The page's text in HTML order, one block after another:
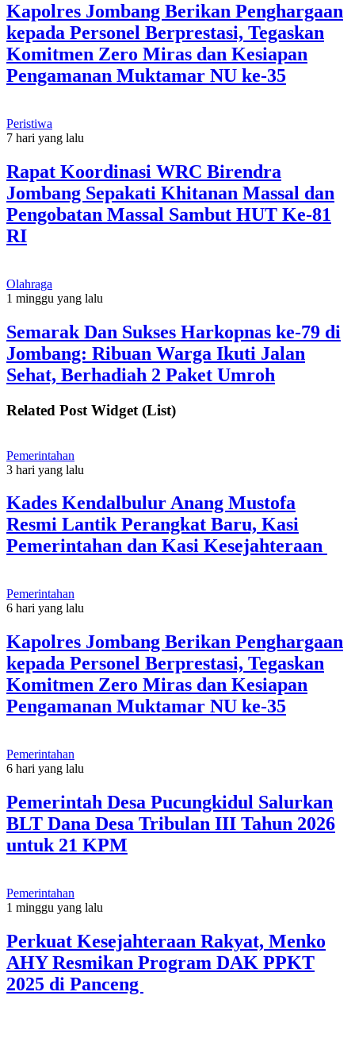
Kapolres Jombang Berikan Penghargaan
kepada Personel Berprestasi, Tegaskan
Komitmen Zero Miras dan Kesiapan
Pengamanan Muktamar NU ke-35
Peristiwa
7 hari yang lalu
Rapat Koordinasi WRC Birendra
Jombang Sepakati Khitanan Massal dan
Pengobatan Massal Sambut HUT Ke-81
RI
Olahraga
1 minggu yang lalu
Semarak Dan Sukses Harkopnas ke-79 di
Jombang: Ribuan Warga Ikuti Jalan
Sehat, Berhadiah 2 Paket Umroh
Related Post Widget (List)
Pemerintahan
3 hari yang lalu
Kades Kendalbulur Anang Mustofa
Resmi Lantik Perangkat Baru, Kasi
Pemerintahan dan Kasi Kesejahteraan
Pemerintahan
6 hari yang lalu
Kapolres Jombang Berikan Penghargaan
kepada Personel Berprestasi, Tegaskan
Komitmen Zero Miras dan Kesiapan
Pengamanan Muktamar NU ke-35
Pemerintahan
6 hari yang lalu
Pemerintah Desa Pucungkidul Salurkan
BLT Dana Desa Tribulan III Tahun 2026
untuk 21 KPM
Pemerintahan
1 minggu yang lalu
Perkuat Kesejahteraan Rakyat, Menko
AHY Resmikan Program DAK PPKT
2025 di Panceng